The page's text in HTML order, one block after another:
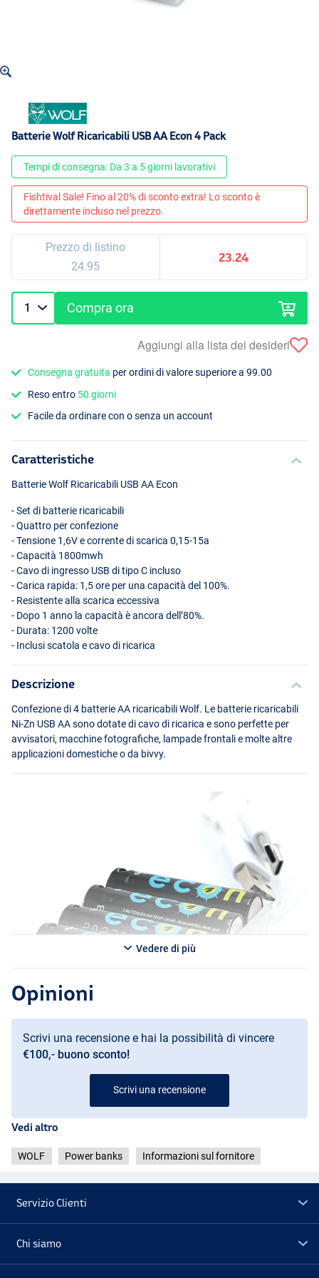
Batterie Wolf Ricaricabili USB AA Econ 4 Pack
Tempi di consegna: Da 3 a 5 giorni lavorativi
Fishtival Sale! Fino al 20% di sconto extra! Lo sconto è
direttamente incluso nel prezzo.
Prezzo di listino
24.95
23.24
Compra ora
Aggiungi alla lista dei desideri
Consegna gratuita per ordini di valore superiore a 99.00
Reso entro 50 giorni
Facile da ordinare con o senza un account
Caratteristiche
Batterie Wolf Ricaricabili USB AA Econ
- Set di batterie ricaricabili
- Quattro per confezione
- Tensione 1,6V e corrente di scarica 0,15-15a
- Capacità 1800mwh
- Cavo di ingresso USB di tipo C incluso
- Carica rapida: 1,5 ore per una capacità del 100%.
- Resistente alla scarica eccessiva
- Dopo 1 anno la capacità è ancora dell’80%.
- Durata: 1200 volte
- Inclusi scatola e cavo di ricarica
Descrizione
Confezione di 4 batterie AA ricaricabili Wolf. Le batterie ricaricabili
Ni-Zn USB AA sono dotate di cavo di ricarica e sono perfette per
avvisatori, macchine fotografiche, lampade frontali e molte altre
applicazioni domestiche o da bivvy.
Vedere di più
Opinioni
Scrivi una recensione e hai la possibilità di vincere
€100,- buono sconto!
Scrivi una recensione
Vedi altro
WOLF Power banks Informazioni sul fornitore
Servizio Clienti
Chi siamo